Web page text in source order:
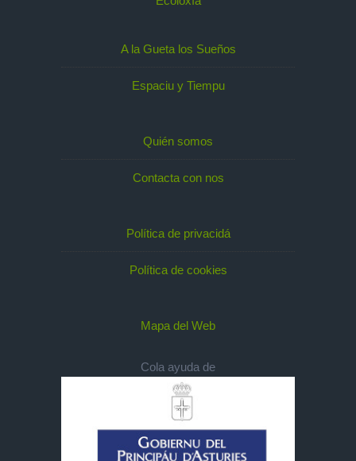
A la Gueta los Sueños
Espaciu y Tiempu
Quién somos
Contacta con nos
Política de privacidá
Política de cookies
Mapa del Web
Cola ayuda de